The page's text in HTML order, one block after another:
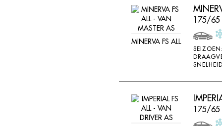
MINERVA FS ALL
175/65
175/65